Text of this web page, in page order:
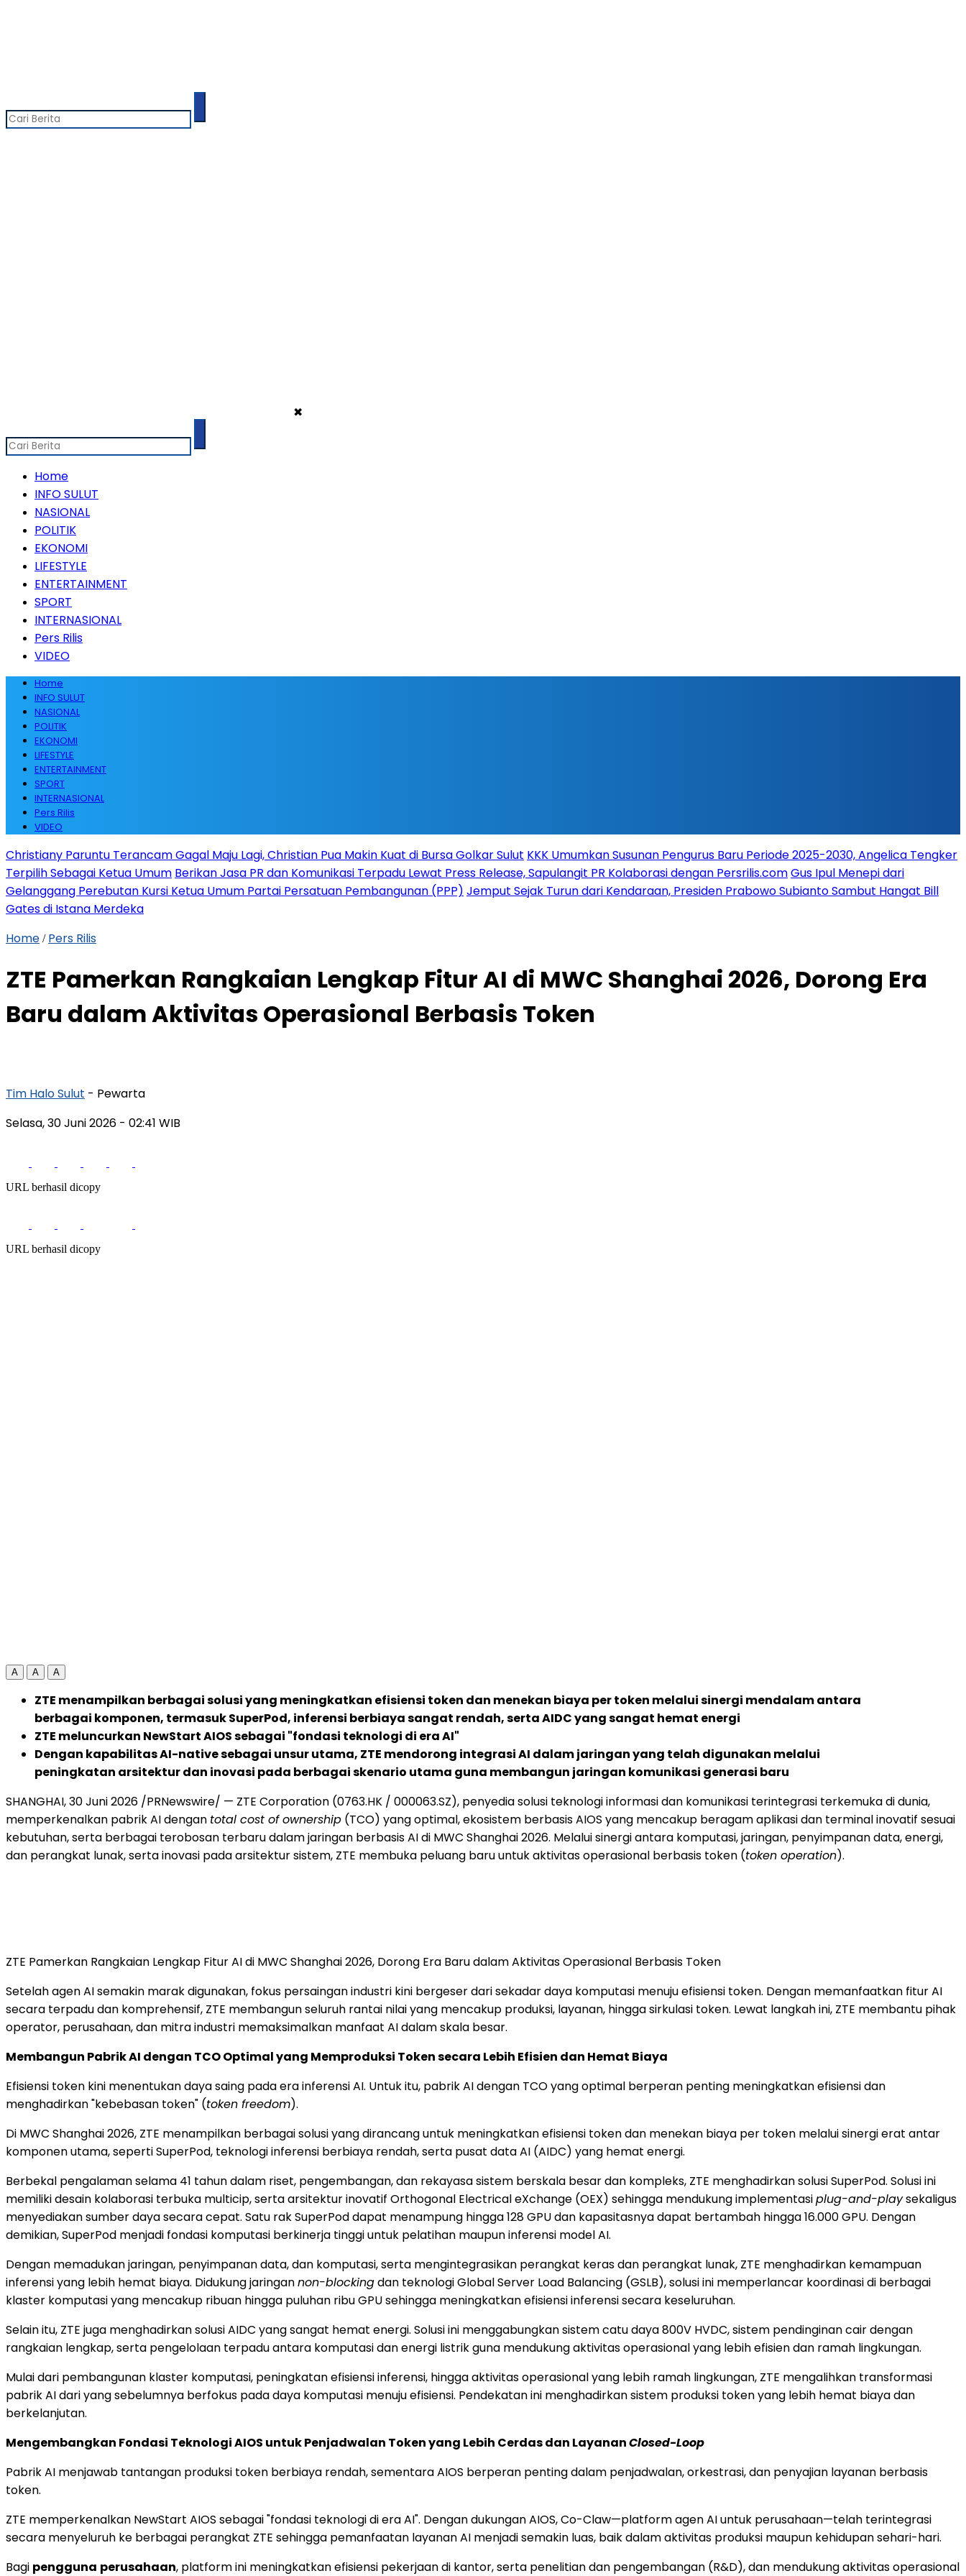
✖
Home
INFO SULUT
NASIONAL
POLITIK
EKONOMI
LIFESTYLE
ENTERTAINMENT
SPORT
INTERNASIONAL
Pers Rilis
VIDEO
Home
INFO SULUT
NASIONAL
POLITIK
EKONOMI
LIFESTYLE
ENTERTAINMENT
SPORT
INTERNASIONAL
Pers Rilis
VIDEO
Christiany Paruntu Terancam Gagal Maju Lagi, Christian Pua Makin Kuat di Bursa Golkar Sulut KKK Umumkan Susunan Pengurus Baru Periode 2025-2030, Angelica Tengker
Terpilih Sebagai Ketua Umum Berikan Jasa PR dan Komunikasi Terpadu Lewat Press Release, Sapulangit PR Kolaborasi dengan Persrilis.comGus Ipul Menepi dari
Gelanggang Perebutan Kursi Ketua Umum Partai Persatuan Pembangunan (PPP) Jemput Sejak Turun dari Kendaraan, Presiden Prabowo Subianto Sambut Hangat Bill
Gates di Istana Merdeka
Home / Pers Rilis
ZTE Pamerkan Rangkaian Lengkap Fitur AI di MWC Shanghai 2026, Dorong Era
Baru dalam Aktivitas Operasional Berbasis Token
Tim Halo Sulut - Pewarta
Selasa, 30 Juni 2026 - 02:41 WIB
URL berhasil dicopy
URL berhasil dicopy
A A A
ZTE menampilkan berbagai solusi yang meningkatkan efisiensi token dan menekan biaya per token melalui sinergi mendalam antara
berbagai komponen, termasuk SuperPod, inferensi berbiaya sangat rendah, serta AIDC yang sangat hemat energi
ZTE meluncurkan NewStart AIOS sebagai "fondasi teknologi di era AI"
Dengan kapabilitas AI-native sebagai unsur utama, ZTE mendorong integrasi AI dalam jaringan yang telah digunakan melalui
peningkatan arsitektur dan inovasi pada berbagai skenario utama guna membangun jaringan komunikasi generasi baru
SHANGHAI, 30 Juni 2026 /PRNewswire/ — ZTE Corporation (0763.HK / 000063.SZ), penyedia solusi teknologi informasi dan komunikasi terintegrasi terkemuka di dunia,
memperkenalkan pabrik AI dengan total cost of ownership (TCO) yang optimal, ekosistem berbasis AIOS yang mencakup beragam aplikasi dan terminal inovatif sesuai
kebutuhan, serta berbagai terobosan terbaru dalam jaringan berbasis AI di MWC Shanghai 2026. Melalui sinergi antara komputasi, jaringan, penyimpanan data, energi,
dan perangkat lunak, serta inovasi pada arsitektur sistem, ZTE membuka peluang baru untuk aktivitas operasional berbasis token (token operation).
ZTE Pamerkan Rangkaian Lengkap Fitur AI di MWC Shanghai 2026, Dorong Era Baru dalam Aktivitas Operasional Berbasis Token
Setelah agen AI semakin marak digunakan, fokus persaingan industri kini bergeser dari sekadar daya komputasi menuju efisiensi token. Dengan memanfaatkan fitur AI
secara terpadu dan komprehensif, ZTE membangun seluruh rantai nilai yang mencakup produksi, layanan, hingga sirkulasi token. Lewat langkah ini, ZTE membantu pihak
operator, perusahaan, dan mitra industri memaksimalkan manfaat AI dalam skala besar.
Membangun Pabrik AI dengan TCO Optimal yang Memproduksi Token secara Lebih Efisien dan Hemat Biaya
Efisiensi token kini menentukan daya saing pada era inferensi AI. Untuk itu, pabrik AI dengan TCO yang optimal berperan penting meningkatkan efisiensi dan
menghadirkan "kebebasan token" (token freedom).
Di MWC Shanghai 2026, ZTE menampilkan berbagai solusi yang dirancang untuk meningkatkan efisiensi token dan menekan biaya per token melalui sinergi erat antar
komponen utama, seperti SuperPod, teknologi inferensi berbiaya rendah, serta pusat data AI (AIDC) yang hemat energi.
Berbekal pengalaman selama 41 tahun dalam riset, pengembangan, dan rekayasa sistem berskala besar dan kompleks, ZTE menghadirkan solusi SuperPod. Solusi ini
memiliki desain kolaborasi terbuka multicip, serta arsitektur inovatif Orthogonal Electrical eXchange (OEX) sehingga mendukung implementasiplug-and-playsekaligus
menyediakan sumber daya secara cepat. Satu rak SuperPod dapat menampung hingga 128 GPU dan kapasitasnya dapat bertambah hingga 16.000 GPU. Dengan
demikian, SuperPod menjadi fondasi komputasi berkinerja tinggi untuk pelatihan maupun inferensi model AI.
Dengan memadukan jaringan, penyimpanan data, dan komputasi, serta mengintegrasikan perangkat keras dan perangkat lunak, ZTE menghadirkan kemampuan
inferensi yang lebih hemat biaya. Didukung jaringannon-blockingdan teknologi Global Server Load Balancing (GSLB), solusi ini memperlancar koordinasi di berbagai
klaster komputasi yang mencakup ribuan hingga puluhan ribu GPU sehingga meningkatkan efisiensi inferensi secara keseluruhan.
Selain itu, ZTE juga menghadirkan solusi AIDC yang sangat hemat energi. Solusi ini menggabungkan sistem catu daya 800V HVDC, sistem pendinginan cair dengan
rangkaian lengkap, serta pengelolaan terpadu antara komputasi dan energi listrik guna mendukung aktivitas operasional yang lebih efisien dan ramah lingkungan.
Mulai dari pembangunan klaster komputasi, peningkatan efisiensi inferensi, hingga aktivitas operasional yang lebih ramah lingkungan, ZTE mengalihkan transformasi
pabrik AI dari yang sebelumnya berfokus pada daya komputasi menuju efisiensi. Pendekatan ini menghadirkan sistem produksi token yang lebih hemat biaya dan
berkelanjutan.
Mengembangkan Fondasi Teknologi AIOS untuk Penjadwalan Token yang Lebih Cerdas dan LayananClosed-Loop
Pabrik AI menjawab tantangan produksi token berbiaya rendah, sementara AIOS berperan penting dalam penjadwalan, orkestrasi, dan penyajian layanan berbasis
token.
ZTE memperkenalkan NewStart AIOS sebagai "fondasi teknologi di era AI". Dengan dukungan AIOS, Co-Claw—platform agen AI untuk perusahaan—telah terintegrasi
secara menyeluruh ke berbagai perangkat ZTE sehingga pemanfaatan layanan AI menjadi semakin luas, baik dalam aktivitas produksi maupun kehidupan sehari-hari.
Bagi pengguna perusahaan, platform ini meningkatkan efisiensi pekerjaan di kantor, serta penelitian dan pengembangan (R&D), dan mendukung aktivitas operasional